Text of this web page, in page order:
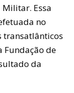
Essa
no
transatlânticos
Fundação de
da